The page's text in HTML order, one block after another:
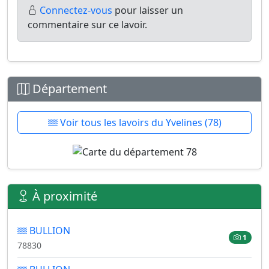
Connectez-vous pour laisser un
commentaire sur ce lavoir.
Département
Voir tous les lavoirs du Yvelines (78)
À proximité
BULLION
78830
1